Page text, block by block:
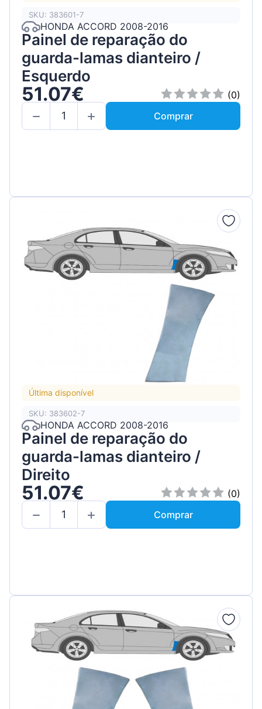
SKU: 383601-7
HONDA ACCORD 2008-2016
Painel de reparação do
guarda-lamas dianteiro /
Esquerdo
51.07€
(0)
Comprar
Última disponível
SKU: 383602-7
HONDA ACCORD 2008-2016
Painel de reparação do
guarda-lamas dianteiro /
Direito
51.07€
(0)
Comprar